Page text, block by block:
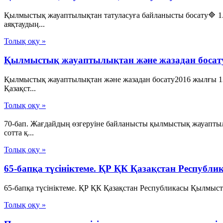
Қылмыстық жауаптылықтан татуласуға байланысты
аяқтаудың...
Толық оқу »
Қылмыстық жауаптылықтан және жазадан
Қылмыстық жауаптылықтан және жазадан босату2016 жылғы
Қазақст...
Толық оқу »
70-бап. Жағдайдың өзгеруiне байланысты қылмыстық
сотта қ...
Толық оқу »
65-бапқа түсініктеме. ҚР ҚК Қазақстан
65-бапқа түсініктеме. ҚР ҚК Қазақстан Республикасы
Толық оқу »